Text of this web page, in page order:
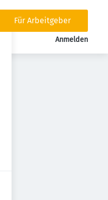
Für Arbeitgeber
Anmelden